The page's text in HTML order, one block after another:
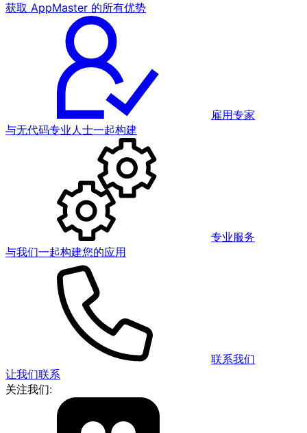
获取 AppMaster 的所有优势
雇用专家
与无代码专业人士一起构建
专业服务
与我们一起构建您的应用
联系我们
让我们联系
关注我们: